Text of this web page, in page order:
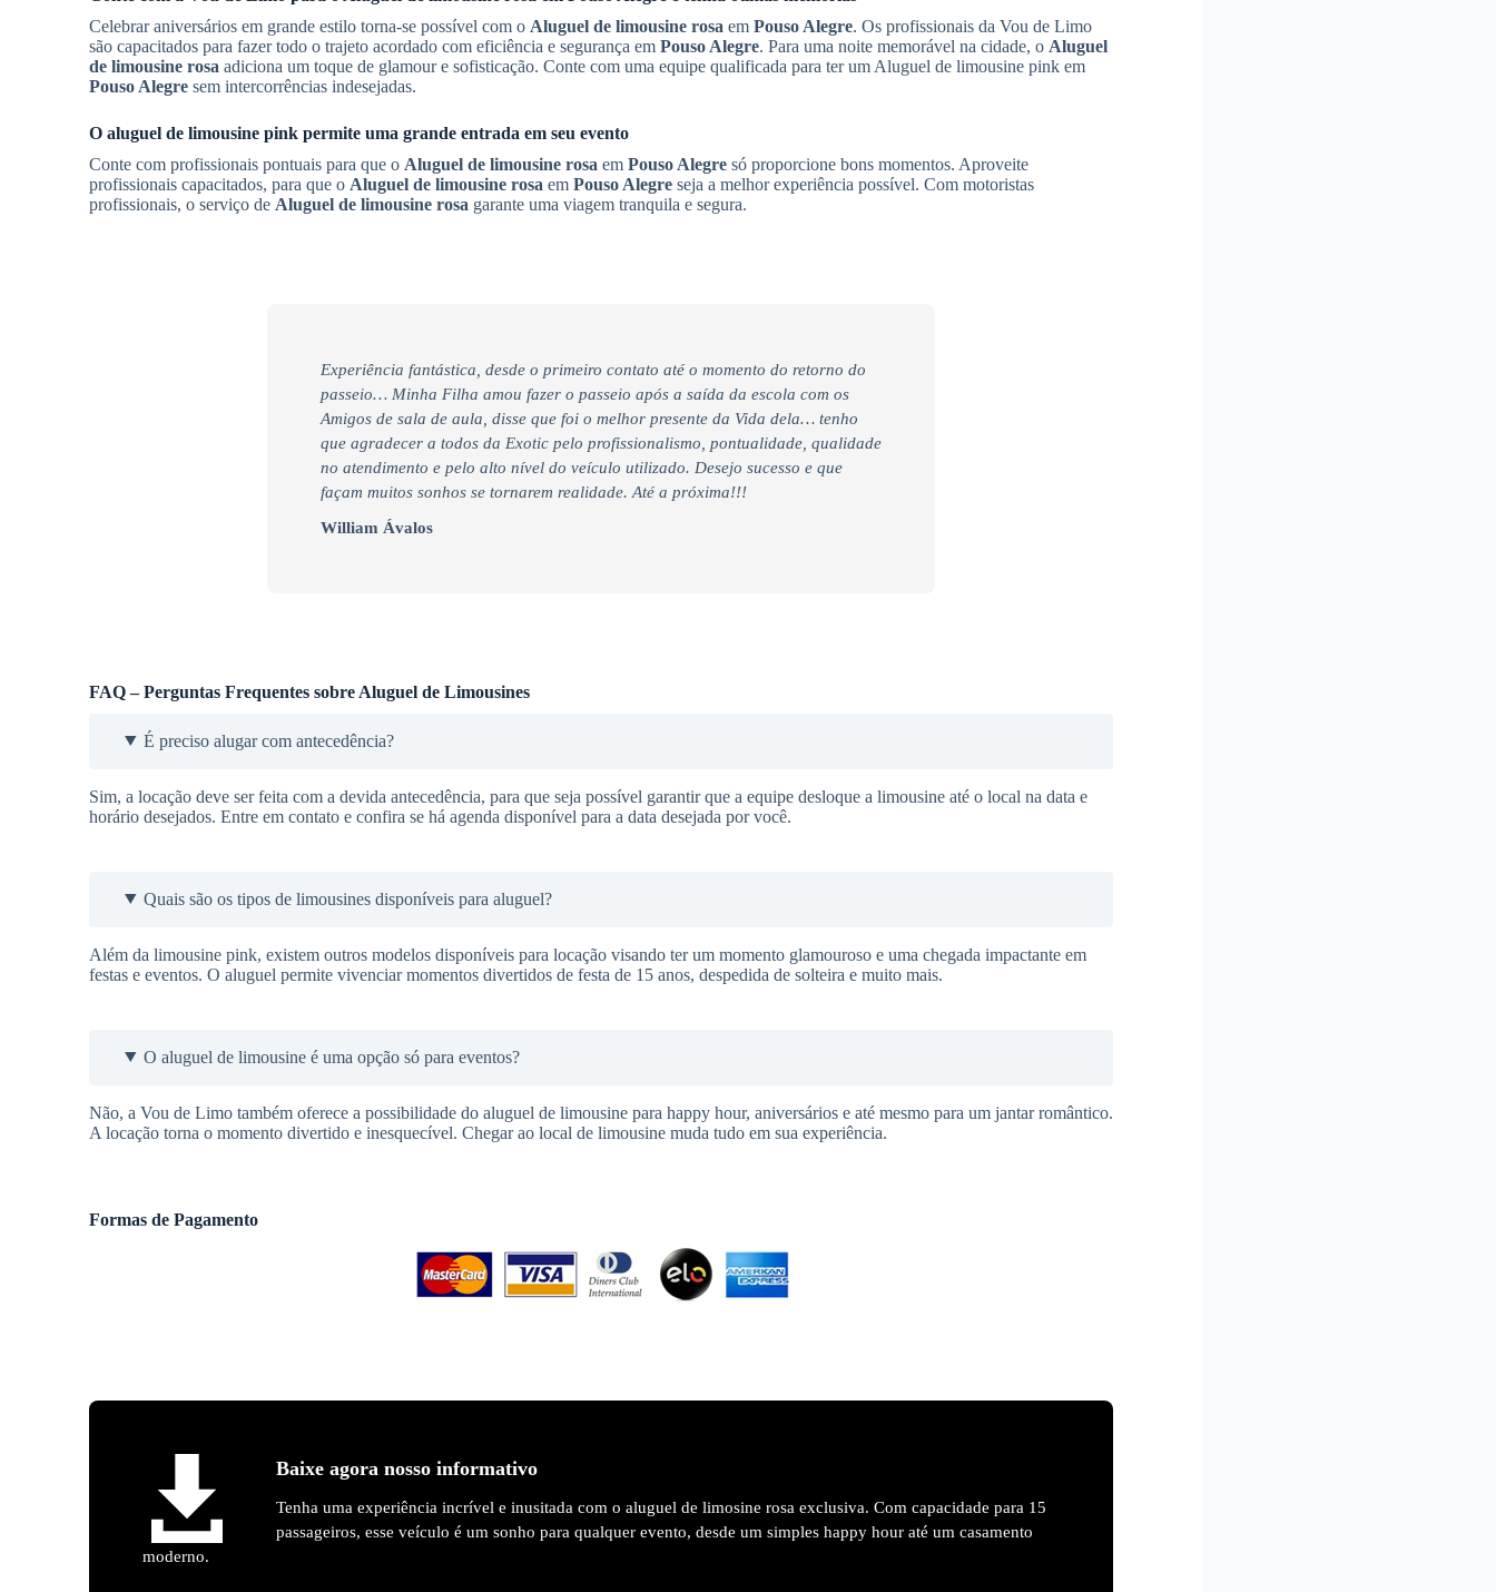
Celebrar aniversários em grande estilo torna-se possível com o Aluguel de limousine rosa em Pouso Alegre. Os profissionais da Vou de Limo
são capacitados para fazer todo o trajeto acordado com eficiência e segurança em Pouso Alegre. Para uma noite memorável na cidade, o Aluguel
de limousine rosa adiciona um toque de glamour e sofisticação. Conte com uma equipe qualificada para ter um Aluguel de limousine pink em
Pouso Alegre sem intercorrências indesejadas.
O aluguel de limousine pink permite uma grande entrada em seu evento
Conte com profissionais pontuais para que o Aluguel de limousine rosa em Pouso Alegre só proporcione bons momentos. Aproveite
profissionais capacitados, para que o Aluguel de limousine rosa em Pouso Alegre seja a melhor experiência possível. Com motoristas
profissionais, o serviço de Aluguel de limousine rosa garante uma viagem tranquila e segura.
Experiência fantástica, desde o primeiro contato até o momento do retorno do
passeio… Minha Filha amou fazer o passeio após a saída da escola com os
Amigos de sala de aula, disse que foi o melhor presente da Vida dela… tenho
que agradecer a todos da Exotic pelo profissionalismo, pontualidade, qualidade
no atendimento e pelo alto nível do veículo utilizado. Desejo sucesso e que
façam muitos sonhos se tornarem realidade. Até a próxima!!!
William Ávalos
FAQ – Perguntas Frequentes sobre Aluguel de Limousines
É preciso alugar com antecedência?
Sim, a locação deve ser feita com a devida antecedência, para que seja possível garantir que a equipe desloque a limousine até o local na data e
horário desejados. Entre em contato e confira se há agenda disponível para a data desejada por você.
Quais são os tipos de limousines disponíveis para aluguel?
Além da limousine pink, existem outros modelos disponíveis para locação visando ter um momento glamouroso e uma chegada impactante em
festas e eventos. O aluguel permite vivenciar momentos divertidos de festa de 15 anos, despedida de solteira e muito mais.
O aluguel de limousine é uma opção só para eventos?
Não, a Vou de Limo também oferece a possibilidade do aluguel de limousine para happy hour, aniversários e até mesmo para um jantar romântico.
A locação torna o momento divertido e inesquecível. Chegar ao local de limousine muda tudo em sua experiência.
Formas de Pagamento
Baixe agora nosso informativo
Tenha uma experiência incrível e inusitada com o aluguel de limosine rosa exclusiva. Com capacidade para 15
passageiros, esse veículo é um sonho para qualquer evento, desde um simples happy hour até um casamento
moderno.